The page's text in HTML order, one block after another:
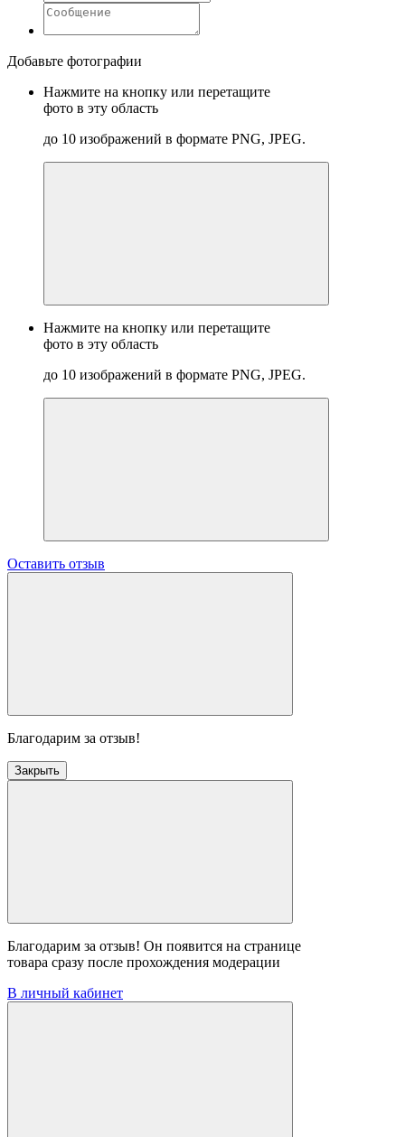
Добавьте фотографии
Нажмите на кнопку или перетащите
фото в эту область
до 10 изображений в формате PNG, JPEG.
Нажмите на кнопку или перетащите
фото в эту область
до 10 изображений в формате PNG, JPEG.
Оставить отзыв
Благодарим за отзыв!
Закрыть
Благодарим за отзыв! Он появится на странице
товара сразу после прохождения модерации
В личный кабинет